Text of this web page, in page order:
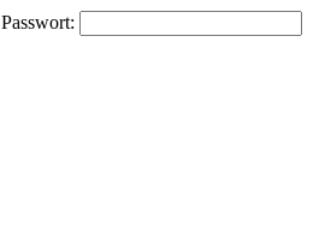
Passwort: